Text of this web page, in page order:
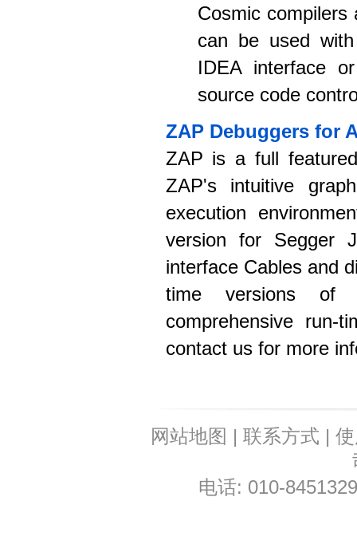
Cosmic
can be used
IDEA interface
source code
ZAP Debuggers for
ZAP is a full
ZAP's intuitive
execution
version for Segger
interface Cables and
time versions of
comprehensive run-
contact us for more
网站地图 | 联系方式 |
电话: 010-